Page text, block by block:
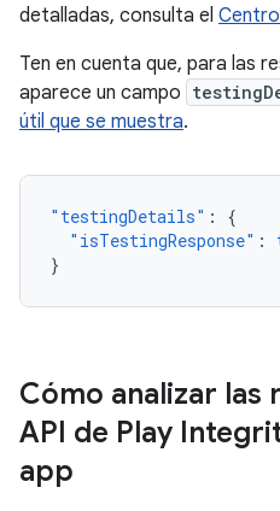
detalladas, consulta el
Ten en cuenta que, para las
aparece un campo
útil que se muestra.
"testingDetails" :
{
"isTestingResponse" :
}
Cómo analizar las
API de Play
app